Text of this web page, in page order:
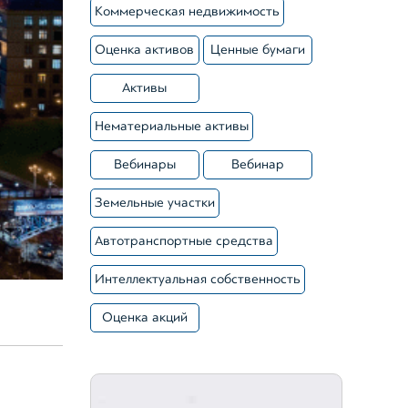
Коммерческая недвижимость
Оценка активов Ценные бумаги
Активы
Нематериальные активы
Вебинары Вебинар
Земельные участки
Автотранспортные средства
Интеллектуальная собственность
Оценка акций
Зареєструватися